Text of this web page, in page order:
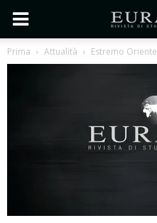
Prima Attualità Estremo Oriente